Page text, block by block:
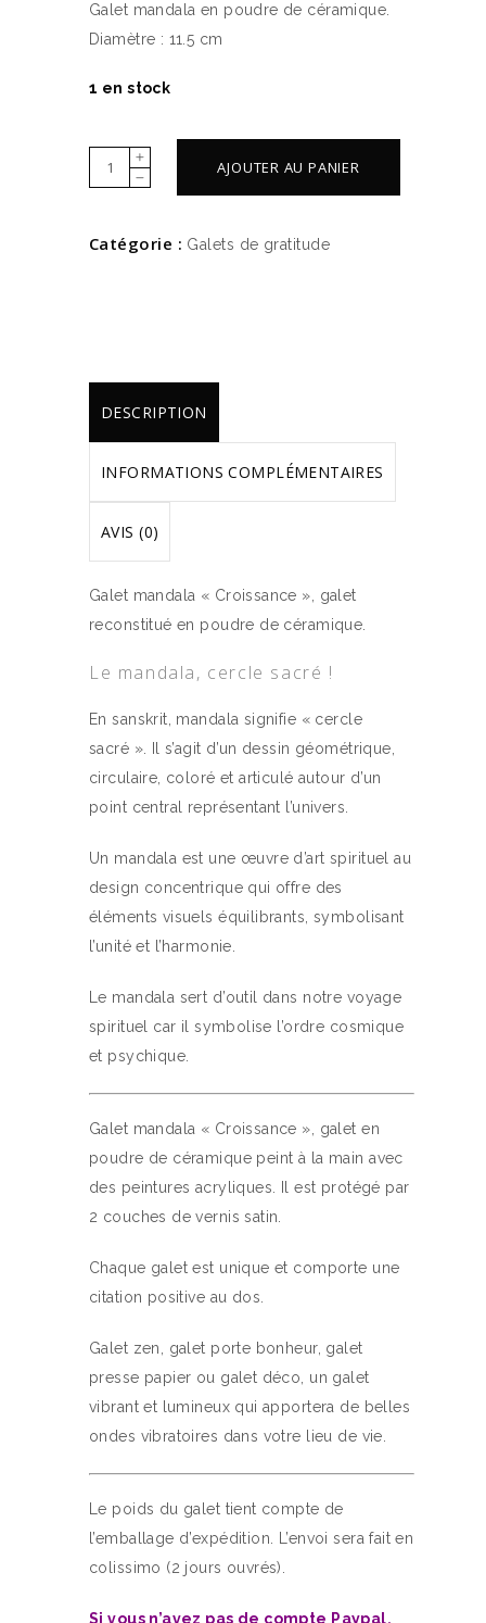
Galet mandala en poudre de céramique.
Diamètre : 11.5 cm
1 en stock
Galet
mandala
quantity
AJOUTER AU PANIER
Catégorie : Galets de gratitude
DESCRIPTION
INFORMATIONS COMPLÉMENTAIRES
AVIS (0)
Galet mandala « Croissance », galet
reconstitué en poudre de céramique.
Le mandala, cercle sacré !
En sanskrit, mandala signifie « cercle
sacré ». Il s’agit d’un dessin géométrique,
circulaire, coloré et articulé autour d’un
point central représentant l’univers.
Un mandala est une œuvre d’art spirituel au
design concentrique qui offre des
éléments visuels équilibrants, symbolisant
l’unité et l’harmonie.
Le mandala sert d’outil dans notre voyage
spirituel car il symbolise l’ordre cosmique
et psychique.
Galet mandala « Croissance », galet en
poudre de céramique peint à la main avec
des peintures acryliques. Il est protégé par
2 couches de vernis satin.
Chaque galet est unique et comporte une
citation positive au dos.
Galet zen, galet porte bonheur, galet
presse papier ou galet déco, un galet
vibrant et lumineux qui apportera de belles
ondes vibratoires dans votre lieu de vie.
Le poids du galet tient compte de
l’emballage d’expédition. L’envoi sera fait en
colissimo (2 jours ouvrés).
Si vous n’avez pas de compte Paypal,